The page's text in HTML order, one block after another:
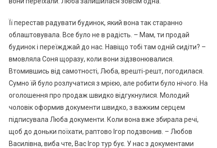
Її перестав радувати будинок, який вона так старанно
облаштовувала. Все було не в радість. – Мам, ти продай
будинок і переїжджай до нас. Навіщо тобі там одній сидіти? –
вмовляла Соня щоразу, коли вони зідзвонювалися.
Втомившись від самотності, Люба, врешті-решт, погодилася.
Сумно їй було розлучатися з мрією, але робити було нічого. На
оголошення про продаж швидко відгукнулися. Молодий
чоловік оформив документи швидко, з важким серцем
підписувала Люба документи. Коли вона вже збирала речі,
щоб до доньки поїхати, раптово Ігор подзвонив. – Любов
Василівна, виба чте, Вас Ігор тур бує. У нас з документами